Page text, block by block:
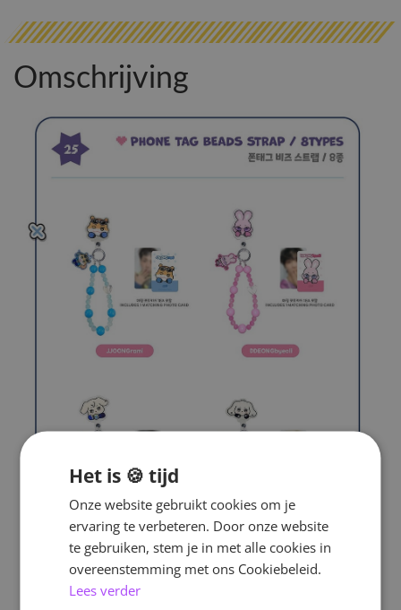
Omschrijving
Het is 🍪 tijd
Onze website gebruikt cookies om je
ervaring te verbeteren. Door onze website
te gebruiken, stem je in met alle cookies in
overeenstemming met ons Cookiebeleid.
Lees verder